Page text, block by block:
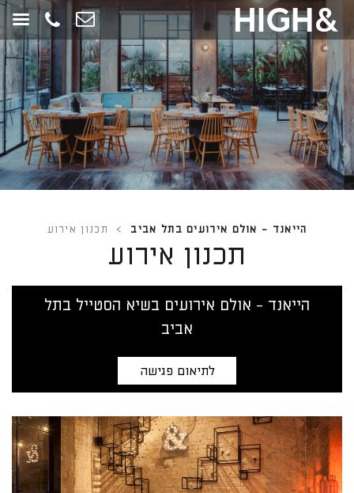
תחילתו
דף
אינטרנט,
לחץ
אנטר
כדי
לעבור
לאזור
תוכן
הייאנד - אולם אירועים בתל אביב > תכנון אירוע
תכנון אירוע
הייאנד - אולם אירועים בשיא הסטייל בתל
אביב
לתיאום פגישה